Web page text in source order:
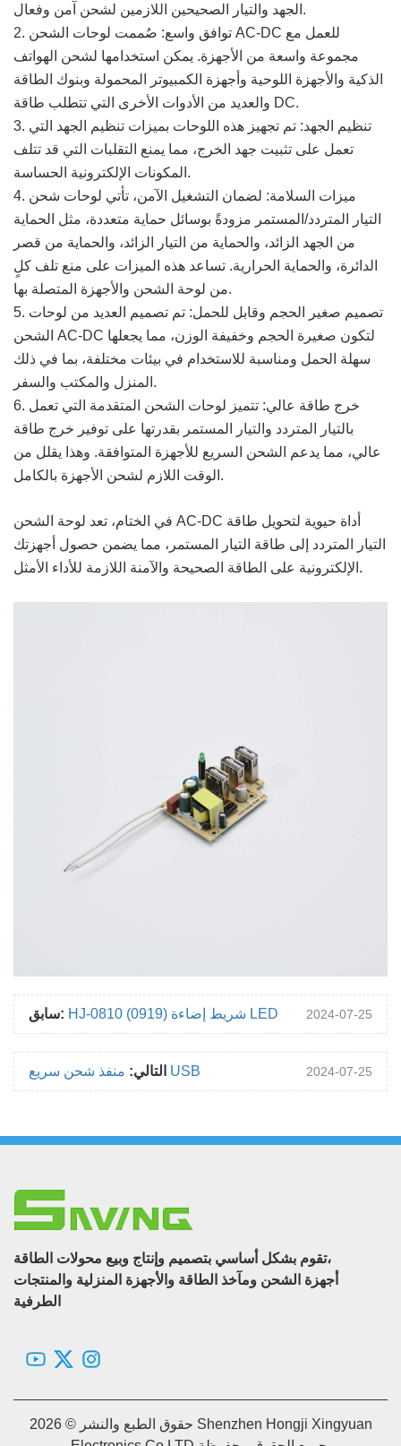
الجهد والتيار الصحيحين اللازمين لشحن آمن وفعال.
2. توافق واسع: صُممت لوحات الشحن AC-DC للعمل مع
مجموعة واسعة من الأجهزة. يمكن استخدامها لشحن الهواتف
الذكية والأجهزة اللوحية وأجهزة الكمبيوتر المحمولة وبنوك الطاقة
والعديد من الأدوات الأخرى التي تتطلب طاقة DC.
3. تنظيم الجهد: تم تجهيز هذه اللوحات بميزات تنظيم الجهد التي
تعمل على تثبيت جهد الخرج، مما يمنع التقلبات التي قد تتلف
المكونات الإلكترونية الحساسة.
4. ميزات السلامة: لضمان التشغيل الآمن، تأتي لوحات شحن
التيار المتردد/المستمر مزودةً بوسائل حماية متعددة، مثل الحماية
من الجهد الزائد، والحماية من التيار الزائد، والحماية من قصر
الدائرة، والحماية الحرارية. تساعد هذه الميزات على منع تلف كلٍ
من لوحة الشحن والأجهزة المتصلة بها.
5. تصميم صغير الحجم وقابل للحمل: تم تصميم العديد من لوحات
الشحن AC-DC لتكون صغيرة الحجم وخفيفة الوزن، مما يجعلها
سهلة الحمل ومناسبة للاستخدام في بيئات مختلفة، بما في ذلك
المنزل والمكتب والسفر.
6. خرج طاقة عالي: تتميز لوحات الشحن المتقدمة التي تعمل
بالتيار المتردد والتيار المستمر بقدرتها على توفير خرج طاقة
عالي، مما يدعم الشحن السريع للأجهزة المتوافقة. وهذا يقلل من
الوقت اللازم لشحن الأجهزة بالكامل.
في الختام، تعد لوحة الشحن AC-DC أداة حيوية لتحويل طاقة
التيار المتردد إلى طاقة التيار المستمر، مما يضمن حصول أجهزتك
الإلكترونية على الطاقة الصحيحة والآمنة اللازمة للأداء الأمثل.
سابق: HJ-0810 (0919) شريط إضاءة LED 2024-07-25
التالي: منفذ شحن سريع USB 2024-07-25
تقوم بشكل أساسي بتصميم وإنتاج وبيع محولات الطاقة،
أجهزة الشحن ومآخذ الطاقة والأجهزة المنزلية والمنتجات
الطرفية
حقوق الطبع والنشر © 2026 Shenzhen Hongji Xingyuan